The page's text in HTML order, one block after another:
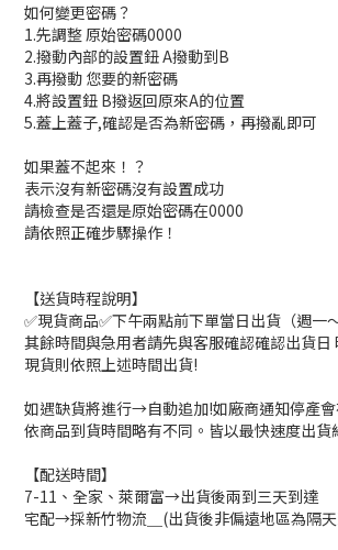
如何變更密碼？
1.先調整 原始密碼0000
2.撥動內部的設置鈕 A撥動到B
3.再撥動 您要的新密碼
4.將設置鈕 B撥返回原來A的位置
5.蓋上蓋子,確認是否為新密碼，再撥亂即可
如果蓋不起來！？
表示沒有新密碼沒有設置成功
請檢查是否還是原始密碼在0000
請依照正確步驟操作！
【送貨時程說明】
✅現貨商品✅下午兩點前下單當日出貨（週一～
其餘時間與急用者請先與客服確認確認出貨日
現貨則依照上述時間出貨!
如遇缺貨將進行→自動追加!如廠商通知停產
依商品到貨時間略有不同。皆以最快速度出貨
【配送時間】
7-11、全家、萊爾富→出貨後兩到三天到達
宅配→採新竹物流＿(出貨後非偏遠地區為隔